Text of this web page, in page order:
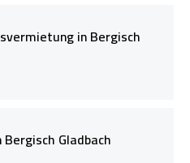
in Bergisch
Gladbach